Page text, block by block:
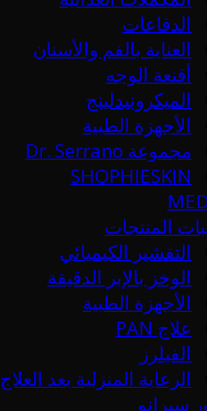
الدفاعات
العناية بالفم والأسنان
أقنعة الوجه
الميكرونيدلينج
الأجهزة الطبية
مجموعة Dr. Serrano
SHOPHIESKIN
المنتجات
التقشير الكيميائي
الوخز بالإبر الدقيقة
الأجهزة الطبية
علاج PAN
الفيلرز
الرعاية المنزلية بعد العلاج
سيرانو